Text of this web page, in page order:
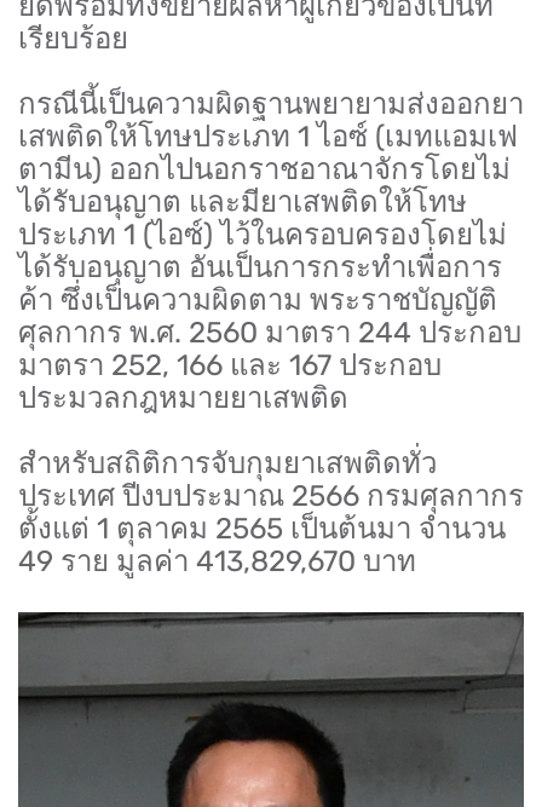
เรียบร้อย
กรณีนี้เป็นความผิดฐานพยายามส่งออกยา
เสพติดให้โทษประเภท 1 ไอซ์ (เมทแอมเฟ
ตามีน) ออกไปนอกราชอาณาจักรโดยไม่
ได้รับอนุญาต และมียาเสพติดให้โทษ
ประเภท 1 (ไอซ์) ไว้ในครอบครองโดยไม่
ได้รับอนุญาต อันเป็นการกระทำเพื่อการ
ค้า ซึ่งเป็นความผิดตาม พระราชบัญญัติ
ศุลกากร พ.ศ. 2560 มาตรา 244 ประกอบ
มาตรา 252, 166 และ 167 ประกอบ
ประมวลกฎหมายยาเสพติด
สำหรับสถิติการจับกุมยาเสพติดทั่ว
ประเทศ ปีงบประมาณ 2566 กรมศุลกากร
ตั้งแต่ 1 ตุลาคม 2565 เป็นต้นมา จำนวน
49 ราย มูลค่า 413,829,670 บาท